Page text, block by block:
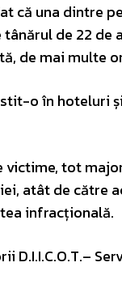
că una dintre
de 22
de mai multe
o în hoteluri
victime, tot
atât de către
infracțională.
D.I.I.C.O.T.–